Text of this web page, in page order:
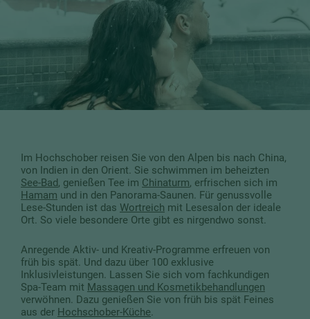
Im Hochschober reisen Sie von den Alpen bis nach China,
von Indien in den Orient. Sie schwimmen im beheizten
See-Bad, genießen Tee im Chinaturm, erfrischen sich im
Hamam und in den Panorama-Saunen. Für genussvolle
Lese-Stunden ist das Wortreich mit Lesesalon der ideale
Ort. So viele besondere Orte gibt es nirgendwo sonst.
Anregende Aktiv- und Kreativ-Programme erfreuen von
früh bis spät. Und dazu über 100 exklusive
Inklusivleistungen. Lassen Sie sich vom fachkundigen
Spa-Team mit Massagen und Kosmetikbehandlungen
verwöhnen. Dazu genießen Sie von früh bis spät Feines
aus der Hochschober-Küche